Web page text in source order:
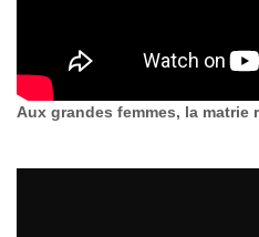
Aux grandes femmes, la matrie